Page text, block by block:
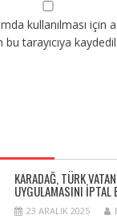
kullanılması için
tarayıcıya
KARADAĞ, TÜRK
UYGULAMASINI IPTAL
23 ARALIK 2025